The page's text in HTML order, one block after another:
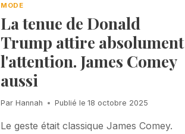
MODE
La tenue de Donald
Trump attire absolument
l'attention. James Comey
aussi
Par Hannah Publié le 18 octobre 2025
Le geste était classique James Comey.